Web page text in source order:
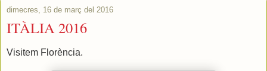
dimecres, 16 de març del 2016
ITÀLIA 2016
Visitem Florència.